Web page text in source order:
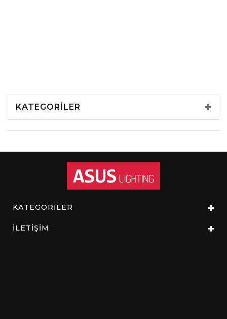
KATEGORILER
KATEGORİLER
İLETİŞİM